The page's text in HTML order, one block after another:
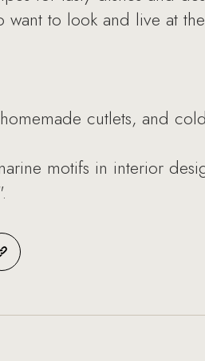
to look and live at
cutlets, and
motifs in interior